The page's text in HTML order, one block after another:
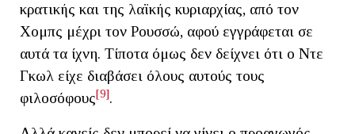
κρατικής και της λαϊκής κυριαρχίας, από τον
Χομπς μέχρι τον Ρουσσώ, αφού εγγράφεται σε
αυτά τα ίχνη. Τίποτα όμως δεν δείχνει ότι ο Ντε
Γκωλ είχε διαβάσει όλους αυτούς τους
φιλοσόφους[9].